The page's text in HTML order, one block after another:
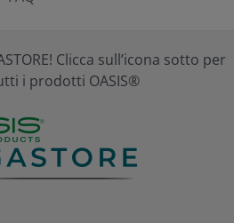
Clicca sull’icona sotto per
i prodotti OASIS®